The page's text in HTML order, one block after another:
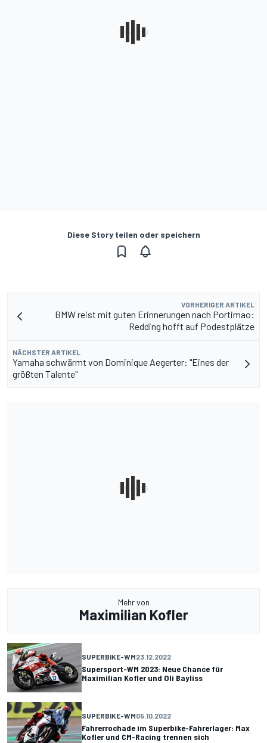
Diese Story teilen oder speichern
VORHERIGER ARTIKEL
BMW reist mit guten Erinnerungen nach Portimao:
Redding hofft auf Podestplätze
NÄCHSTER ARTIKEL
Yamaha schwärmt von Dominique Aegerter: "Eines der
größten Talente"
Mehr von
Maximilian Kofler
SUPERBIKE-WM23.12.2022
Supersport-WM 2023: Neue Chance für
Maximilian Kofler und Oli Bayliss
SUPERBIKE-WM05.10.2022
Fahrerrochade im Superbike-Fahrerlager: Max
Kofler und CM-Racing trennen sich